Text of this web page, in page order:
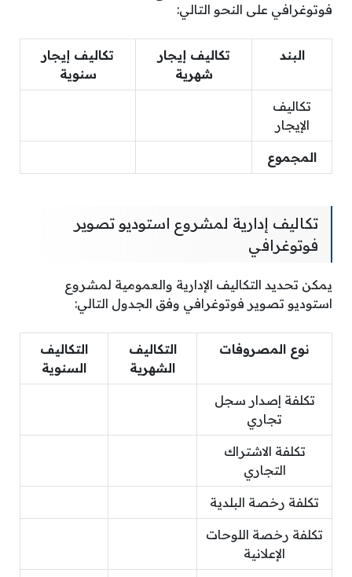
فوتوغرافي على النحو التالي:
البند
تكاليف إيجار
شهرية
تكاليف إيجار
سنوية
تكاليف
الإيجار
المجموع
تكاليف إدارية لمشروع استوديو تصوير
فوتوغرافي
يمكن تحديد التكاليف الإدارية والعمومية لمشروع
استوديو تصوير فوتوغرافي وفق الجدول التالي:
نوع المصروفات
التكاليف
الشهرية
التكاليف
السنوية
تكلفة إصدار سجل
تجاري
تكلفة الاشتراك
التجاري
تكلفة رخصة البلدية
تكلفة رخصة اللوحات
الإعلانية